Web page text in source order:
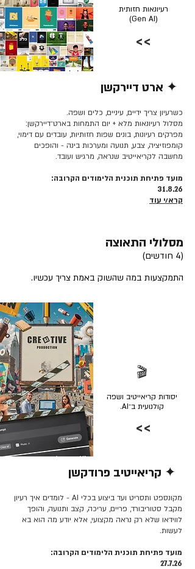
רעיונאות חזותית
(Gen AI)
>>
✦ ארט דיירקשן
כשרעיון צריך ידיים, עיניים, כלים ושפה.
מסלול רעיונאות מלא + יום התמחות בארט־דיירקשן:
מפרקים רעיונות, בונים שפות חזותיות, עובדים עם דימוי,
קומפוזיציה, צבע, תנועה ומערכות בינה - והופכים
מחשבה לקריאייטיב שנראה, מרגיש ועובד.
מועד פתיחת תוכנית הלימודים הקרובה:
31.8.26
קרא/י עוד
מסלולי התאוצה
(4 חודשים)
התמקצעות במה שהשוק באמת צריך עכשיו.
🎬
יסודות קריאייטיב ושפה
קולנועית ב־AI.
>>
✦ קריאייטיב פרודקשן
מקונספט ותסריט ועד ביצוע בכלי AI - לומדים איך רעיון
מקבל סטוריבורד, פריים, עריכה, קצב ותנועה, והופך
לווידאו שלא רק נראה מקצועי, אלא יודע מה הוא בא
לעשות.
מועד פתיחת תוכנית הלימודים הקרובה:
27.7.26